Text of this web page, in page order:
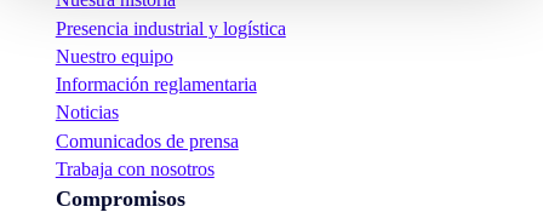
Presencia industrial y logística
Nuestro equipo
Información reglamentaria
Noticias
Comunicados de prensa
Trabaja con nosotros
Compromisos